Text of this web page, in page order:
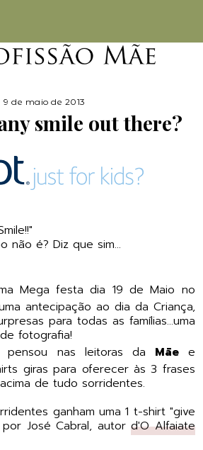
9 de maio de 2013
smile out there?
não é? Diz que sim...
Mega festa dia 19 de Maio no
antecipação ao dia da Criança,
para todas as famílias...uma
fotografia!
pensou nas leitoras da Mãee
giras para oferecer às 3 frases
de tudo sorridentes.
ganham uma 1 t-shirt "give
José Cabral, autord'O Alfaiate